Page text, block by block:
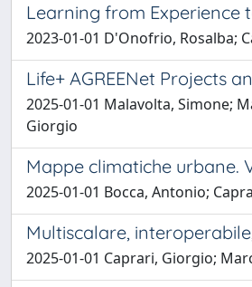
Learning from Experience
2023-01-01 D'Onofrio, Rosalba;
Life+ AGREENet Projects
2025-01-01 Malavolta, Simone;
Giorgio
Mappe climatiche urbane.
2025-01-01 Bocca, Antonio;
Multiscalare,
2025-01-01 Caprari, Giorgio;